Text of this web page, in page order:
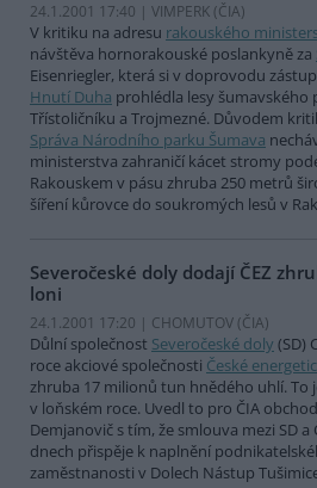
24.1.2001 17:40 | VIMPERK (ČIA)
V kritiku na adresu rakouského
návštěva hornorakouské poslankyně za
Eisenriegler, která si v doprovodu
Hnutí Duha prohlédla lesy šumavského
Třístoličníku a Trojmezné. Důvodem
Správa Národního parku Šumava
ministerstva zahraničí kácet stromy
Rakouskem v pásu zhruba 250 metrů
šíření kůrovce do soukromých lesů v
Severočeské doly dodají ČEZ
loni
24.1.2001 17:20 | CHOMUTOV (ČIA)
Důlní společnost Severočeské doly (SD)
roce akciové společnosti České
zhruba 17 milionů tun hnědého uhlí. To
v loňském roce. Uvedl to pro ČIA
Demjanovič s tím, že smlouva mezi SD a
dnech přispěje k naplnění
zaměstnanosti v Dolech Nástup